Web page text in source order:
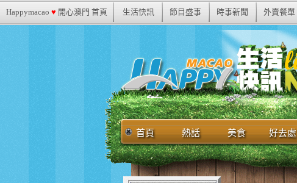
Happymacao ♥ 開心澳門 首頁 生活快訊 節目盛事 時事新聞 外賣餐單
首頁 熱話 美食 好去處